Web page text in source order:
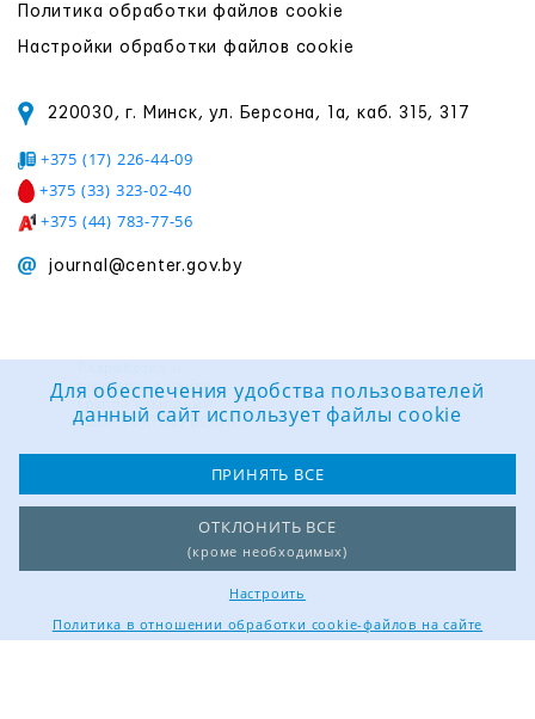
Политика обработки файлов cookie
Настройки обработки файлов cookie
220030, г. Минск, ул. Берсона, 1а, каб. 315, 317
+375 (17) 226-44-09
+375 (33) 323-02-40
+375 (44) 783-77-56
journal@center.gov.by
поддержка сайта:
Группа компаний
«ЦВР «ОКТЯБРЬСКИЙ»
Для обеспечения удобства пользователей
данный сайт использует файлы cookie
ПРИНЯТЬ ВСЕ
ОТКЛОНИТЬ ВСЕ
(кроме необходимых)
Настроить
Политика в отношении обработки cookie-файлов на сайте